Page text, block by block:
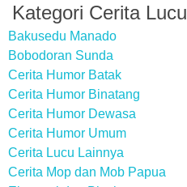
Kategori Cerita Lucu
Bakusedu Manado
Bobodoran Sunda
Cerita Humor Batak
Cerita Humor Binatang
Cerita Humor Dewasa
Cerita Humor Umum
Cerita Lucu Lainnya
Cerita Mop dan Mob Papua